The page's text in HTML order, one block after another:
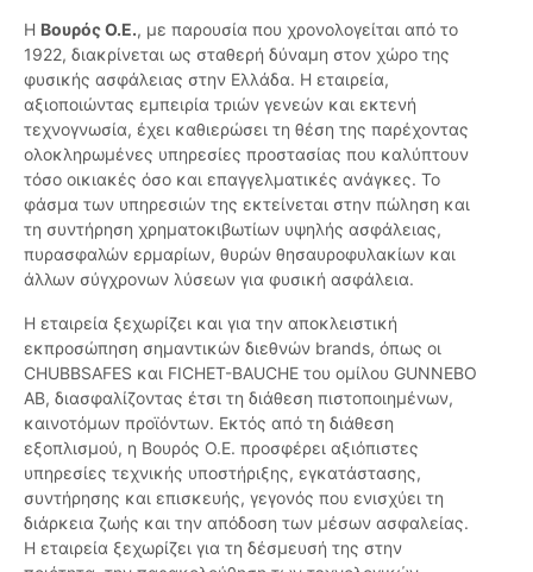
Η Βουρός Ο.Ε., με παρουσία που χρονολογείται από το
1922, διακρίνεται ως σταθερή δύναμη στον χώρο της
φυσικής ασφάλειας στην Ελλάδα. Η εταιρεία,
αξιοποιώντας εμπειρία τριών γενεών και εκτενή
τεχνογνωσία, έχει καθιερώσει τη θέση της παρέχοντας
ολοκληρωμένες υπηρεσίες προστασίας που καλύπτουν
τόσο οικιακές όσο και επαγγελματικές ανάγκες. Το
φάσμα των υπηρεσιών της εκτείνεται στην πώληση και
τη συντήρηση χρηματοκιβωτίων υψηλής ασφάλειας,
πυρασφαλών ερμαρίων, θυρών θησαυροφυλακίων και
άλλων σύγχρονων λύσεων για φυσική ασφάλεια.
Η εταιρεία ξεχωρίζει και για την αποκλειστική
εκπροσώπηση σημαντικών διεθνών brands, όπως οι
CHUBBSAFES και FICHET-BAUCHE του ομίλου GUNNEBO
AB, διασφαλίζοντας έτσι τη διάθεση πιστοποιημένων,
καινοτόμων προϊόντων. Εκτός από τη διάθεση
εξοπλισμού, η Βουρός Ο.Ε. προσφέρει αξιόπιστες
υπηρεσίες τεχνικής υποστήριξης, εγκατάστασης,
συντήρησης και επισκευής, γεγονός που ενισχύει τη
διάρκεια ζωής και την απόδοση των μέσων ασφαλείας.
Η εταιρεία ξεχωρίζει για τη δέσμευσή της στην